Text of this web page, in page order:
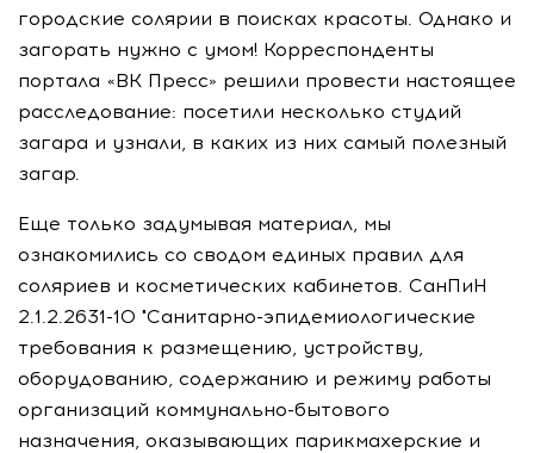
городские солярии в поисках красоты. Однако и
загорать нужно с умом! Корреспонденты
портала «ВК Пресс» решили провести настоящее
расследование: посетили несколько студий
загара и узнали, в каких из них самый полезный
загар.
Еще только задумывая материал, мы
ознакомились со сводом единых правил для
соляриев и косметических кабинетов. СанПиН
2.1.2.2631-10 "Санитарно-эпидемиологические
требования к размещению, устройству,
оборудованию, содержанию и режиму работы
организаций коммунально-бытового
назначения, оказывающих парикмахерские и